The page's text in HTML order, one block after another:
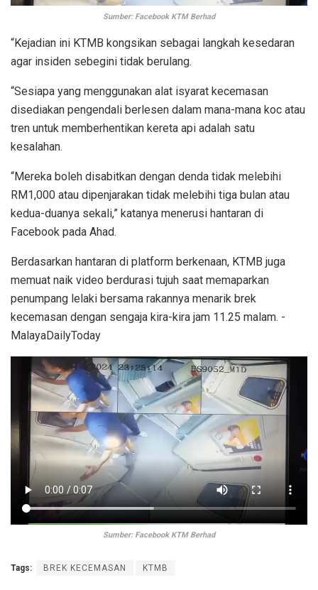
Sumber: Facebook KTM Berhad
“Kejadian ini KTMB kongsikan sebagai langkah kesedaran
agar insiden sebegini tidak berulang.
“Sesiapa yang menggunakan alat isyarat kecemasan
disediakan pengendali berlesen dalam mana-mana koc atau
tren untuk memberhentikan kereta api adalah satu
kesalahan.
“Mereka boleh disabitkan dengan denda tidak melebihi
RM1,000 atau dipenjarakan tidak melebihi tiga bulan atau
kedua-duanya sekali,” katanya menerusi hantaran di
Facebook pada Ahad.
Berdasarkan hantaran di platform berkenaan, KTMB juga
memuat naik video berdurasi tujuh saat memaparkan
penumpang lelaki bersama rakannya menarik brek
kecemasan dengan sengaja kira-kira jam 11.25 malam. -
MalayaDailyToday
Sumber: Facebook KTM Berhad
Tags: BREK KECEMASAN KTMB